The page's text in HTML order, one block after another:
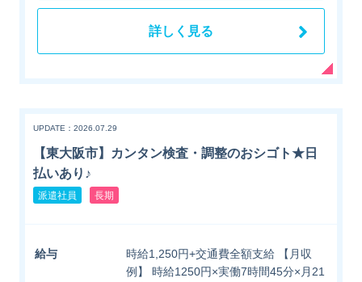
詳しく見る
UPDATE：2026.07.29
【東大阪市】カンタン検査・調整のおシゴト★日
払いあり♪
派遣社員 長期
給与
時給1,250円+交通費全額支給 【月収
例】 時給1250円×実働7時間45分×月21